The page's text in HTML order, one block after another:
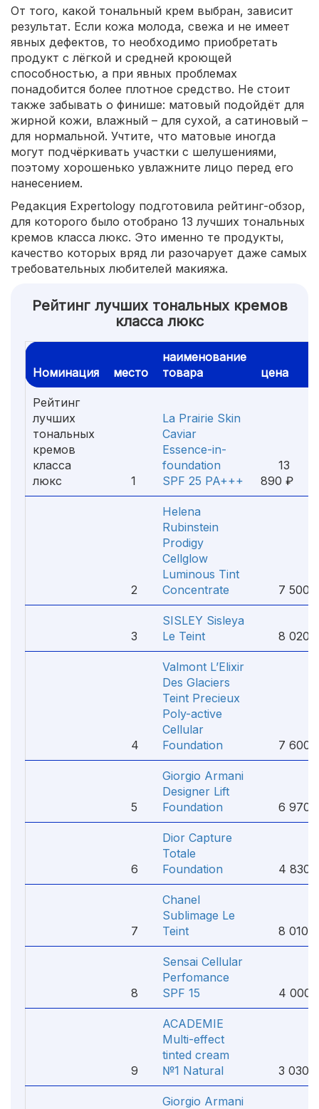
От того, какой тональный крем выбран, зависит
результат. Если кожа молода, свежа и не имеет
явных дефектов, то необходимо приобретать
продукт с лёгкой и средней кроющей
способностью, а при явных проблемах
понадобится более плотное средство. Не стоит
также забывать о финише: матовый подойдёт для
жирной кожи, влажный – для сухой, а сатиновый –
для нормальной. Учтите, что матовые иногда
могут подчёркивать участки с шелушениями,
поэтому хорошенько увлажните лицо перед его
нанесением.
Редакция Expertology подготовила рейтинг-обзор,
для которого было отобрано 13 лучших тональных
кремов класса люкс. Это именно те продукты,
качество которых вряд ли разочарует даже самых
требовательных любителей макияжа.
Рейтинг лучших тональных кремов
класса люкс
Номинация место
наименование
товара
цена
Рейтинг
лучших
тональных
кремов
класса
люкс
1
La Prairie Skin
Caviar
Essence-in-
foundation
SPF 25 PA+++
13
890 ₽
2
Helena
Rubinstein
Prodigy
Cellglow
Luminous Tint
Concentrate
7 500
3
SISLEY Sisleya
Le Teint
8 020
4
Valmont L’Elixir
Des Glaciers
Teint Precieux
Poly-active
Cellular
Foundation
7 600
5
Giorgio Armani
Designer Lift
Foundation
6 970
6
Dior Capture
Totale
Foundation
4 830
7
Chanel
Sublimage Le
Teint
8 010 ₽
8
Sensai Cellular
Perfomance
SPF 15
4 000
9
ACADEMIE
Multi-effect
tinted cream
№1 Natural
3 030
Giorgio Armani